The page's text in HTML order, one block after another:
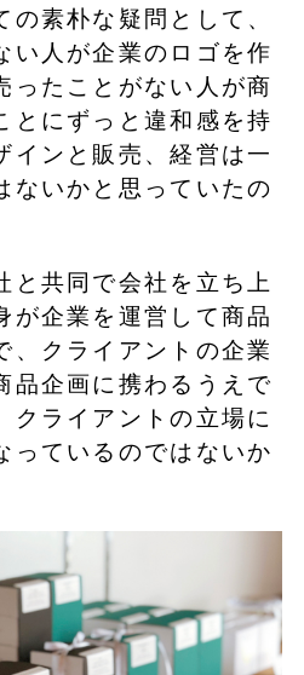
の素朴な疑問として、
い人が企業のロゴを作
ったことがない人が商
とにずっと違和感を持
インと販売、経営は一
ないかと思っていたの
と共同で会社を立ち上
が企業を運営して商品
、クライアントの企業
品企画に携わるうえで
クライアントの立場に
っているのではないか